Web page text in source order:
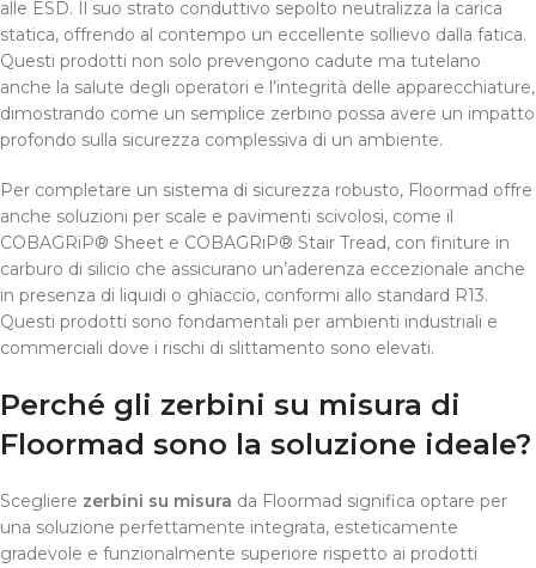
alle ESD. Il suo strato conduttivo sepolto neutralizza la carica
statica, offrendo al contempo un eccellente sollievo dalla fatica.
Questi prodotti non solo prevengono cadute ma tutelano
anche la salute degli operatori e l’integrità delle apparecchiature,
dimostrando come un semplice zerbino possa avere un impatto
profondo sulla sicurezza complessiva di un ambiente.
Per completare un sistema di sicurezza robusto, Floormad offre
anche soluzioni per scale e pavimenti scivolosi, come il
COBAGRiP® Sheet e COBAGRiP® Stair Tread, con finiture in
carburo di silicio che assicurano un’aderenza eccezionale anche
in presenza di liquidi o ghiaccio, conformi allo standard R13.
Questi prodotti sono fondamentali per ambienti industriali e
commerciali dove i rischi di slittamento sono elevati.
Perché gli zerbini su misura di
Floormad sono la soluzione ideale?
Scegliere zerbini su misura da Floormad significa optare per
una soluzione perfettamente integrata, esteticamente
gradevole e funzionalmente superiore rispetto ai prodotti